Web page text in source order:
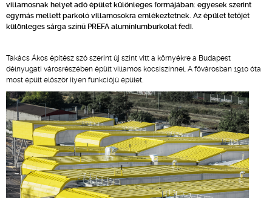
villamosnak helyet adó épület különleges formájában: egyesek szerint
egymás mellett parkoló villamosokra emlékeztetnek. Az épület tetőjét
különleges sárga színű PREFA alumíniumburkolat fedi.
Takács Ákos építész szó szerint új színt vitt a környékre a Budapest
délnyugati városrészében épült villamos kocsiszínnel. A fővárosban 1910 óta
most épült először ilyen funkciójú épület.